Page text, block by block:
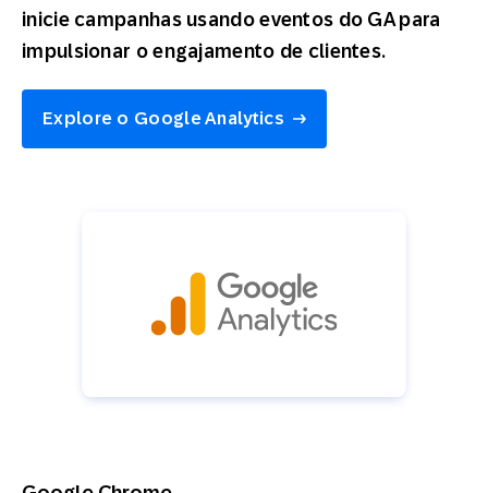
inicie campanhas usando eventos do GA para
impulsionar o engajamento de clientes.
Explore o Google Analytics